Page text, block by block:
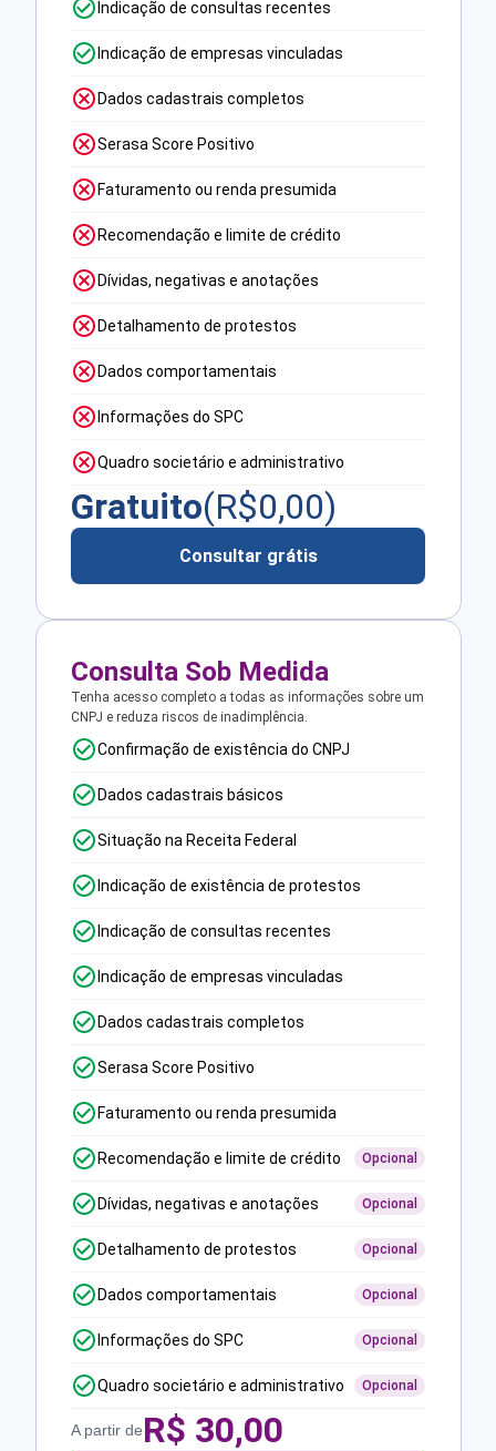
Indicação de consultas recentes
Indicação de empresas vinculadas
Dados cadastrais completos
Serasa Score Positivo
Faturamento ou renda presumida
Recomendação e limite de crédito
Dívidas, negativas e anotações
Detalhamento de protestos
Dados comportamentais
Informações do SPC
Quadro societário e administrativo
Gratuito(R$0,00)
Consultar grátis
Consulta Sob Medida
Tenha acesso completo a todas as informações sobre um
CNPJ e reduza riscos de inadimplência.
Confirmação de existência do CNPJ
Dados cadastrais básicos
Situação na Receita Federal
Indicação de existência de protestos
Indicação de consultas recentes
Indicação de empresas vinculadas
Dados cadastrais completos
Serasa Score Positivo
Faturamento ou renda presumida
Recomendação e limite de crédito Opcional
Dívidas, negativas e anotações Opcional
Detalhamento de protestos Opcional
Dados comportamentais Opcional
Informações do SPC Opcional
Quadro societário e administrativo Opcional
A partir deR$ 30,00